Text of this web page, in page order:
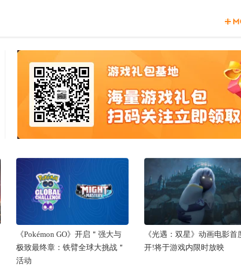
《Pokémon GO》开启＂强大与
极致最终章：铁臂全球大挑战＂
活动
《光遇：双星》动画电影首
开!将于游戏内限时放映